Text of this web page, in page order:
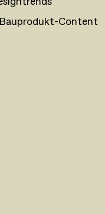
Content